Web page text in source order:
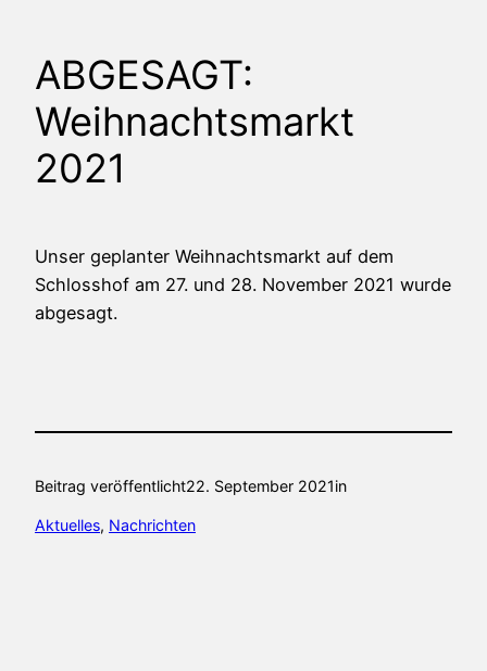
ABGESAGT:
Weihnachtsmarkt
2021
Unser geplanter Weihnachtsmarkt auf dem
Schlosshof am 27. und 28. November 2021 wurde
abgesagt.
Beitrag veröffentlicht22. September 2021in
Aktuelles, Nachrichten